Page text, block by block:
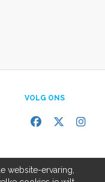
VOLG ONS
website-ervaring,